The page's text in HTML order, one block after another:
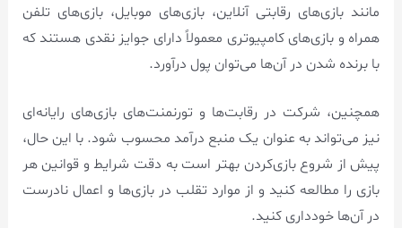
مانند بازی‌های رقابتی آنلاین، بازی‌های موبایل، بازی‌های تلفن
همراه و بازی‌های کامپیوتری معمولاً دارای جوایز نقدی هستند که
با برنده شدن در آن‌ها می‌توان پول درآورد.
همچنین، شرکت در رقابت‌ها و تورنمنت‌های بازی‌های رایانه‌ای
نیز می‌تواند به عنوان یک منبع درآمد محسوب شود. با این حال،
پیش از شروع بازی‌کردن بهتر است به دقت شرایط و قوانین هر
بازی را مطالعه کنید و از موارد تقلب در بازی‌ها و اعمال نادرست
در آن‌ها خودداری کنید.